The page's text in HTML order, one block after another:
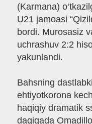
(Karmana)
U21 jamoasi
bordi. Murosasiz
uchrashuv 2:2
yakunlandi.
Bahsning
ehtiyotkorona
haqiqiy dramatik
daqiqada